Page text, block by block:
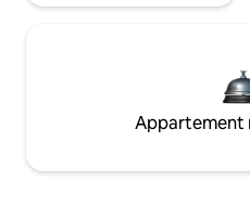
Appartement